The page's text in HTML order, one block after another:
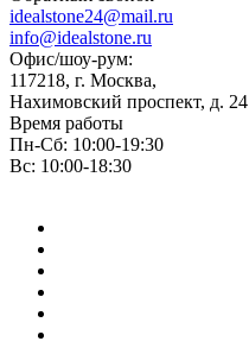
idealstone24@mail.ru
info@idealstone.ru
Офис/шоу-рум:
117218, г. Москва,
Нахимовский проспект, д. 24
Время работы
Пн-Сб: 10:00-19:30
Вс: 10:00-18:30